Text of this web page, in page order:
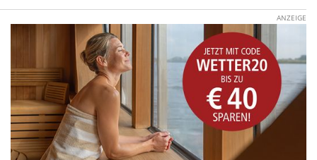
ANZEIGE